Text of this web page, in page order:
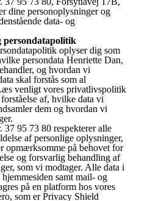
dine personoplysninger og
data- og
persondatapolitik
oplyser dig som
persondata Henriette Dan,
og hvordan vi
skal forstås som al
venligt vores privatlivspolitik
af, hvilke data vi
dem og hvordan vi
95 73 80 respekterer alle
af personlige oplysninger,
opmærksomme på behovet for
og forsvarlig behandling af
som vi modtager. Alle data i
samt mail- og
på en platform hos vores
som er Privacy Shield